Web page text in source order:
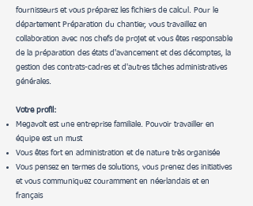
fournisseurs et vous préparez les fichiers de calcul. Pour le
département Préparation du chantier, vous travaillez en
collaboration avec nos chefs de projet et vous êtes responsable
de la préparation des états d'avancement et des décomptes, la
gestion des contrats-cadres et d'autres tâches administratives
générales.
Votre profil:
Megavolt est une entreprise familiale. Pouvoir travailler en
équipe est un must
Vous êtes fort en administration et de nature très organisée
Vous pensez en termes de solutions, vous prenez des initiatives
et vous communiquez couramment en néerlandais et en
français